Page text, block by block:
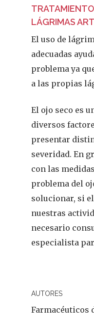
LÁGRIMAS
El uso de
adecuadas
problema ya
a las propias
El ojo seco es
diversos
presentar
severidad. En
con las
problema del
solucionar, si
nuestras
necesario
especialista
AUTORES
Farmacéuticos